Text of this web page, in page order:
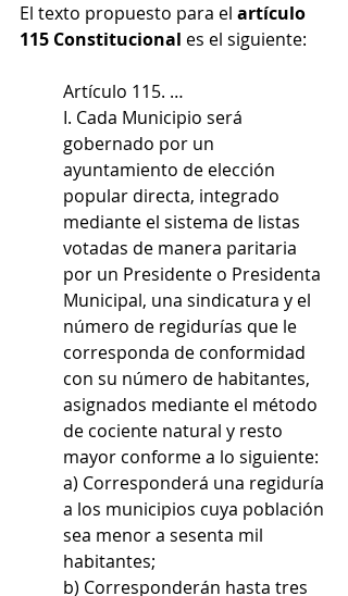
El texto propuesto para el artículo
115 Constitucional es el siguiente:
Artículo 115. …
I. Cada Municipio será
gobernado por un
ayuntamiento de elección
popular directa, integrado
mediante el sistema de listas
votadas de manera paritaria
por un Presidente o Presidenta
Municipal, una sindicatura y el
número de regidurías que le
corresponda de conformidad
con su número de habitantes,
asignados mediante el método
de cociente natural y resto
mayor conforme a lo siguiente:
a) Corresponderá una regiduría
a los municipios cuya población
sea menor a sesenta mil
habitantes;
b) Corresponderán hasta tres